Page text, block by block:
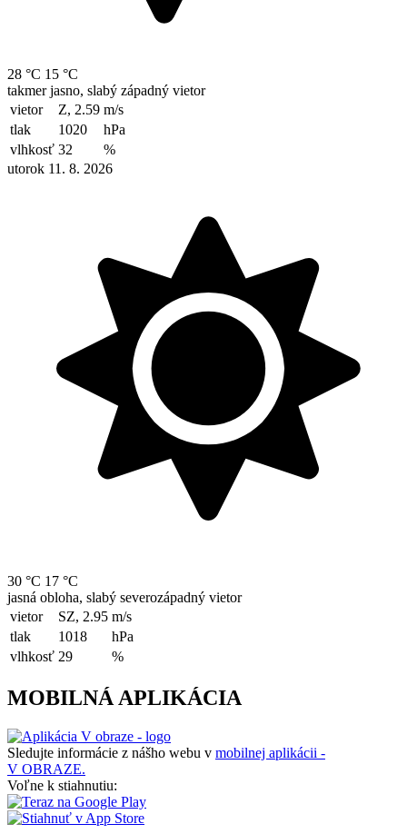
28 °C 15 °C
takmer jasno, slabý západný vietor
vietor
Z, 2.59 m/s
tlak
1020
hPa
vlhkosť 32
%
utorok 11. 8. 2026
30 °C 17 °C
jasná obloha, slabý severozápadný vietor
vietor
SZ, 2.95 m/s
tlak
1018
hPa
vlhkosť 29 %
MOBILNÁ APLIKÁCIA
Sledujte informácie z nášho webu v mobilnej aplikácii -
V OBRAZE.
Voľne k stiahnutiu: